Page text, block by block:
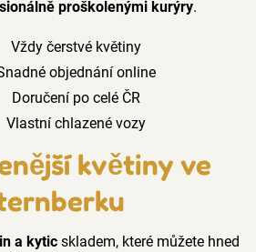
proškolenými kurýry.
Vždy čerstvé květiny
objednání online
Doručení po celé ČR
Vlastní chlazené vozy
květiny ve
a kyticskladem, které můžete hned